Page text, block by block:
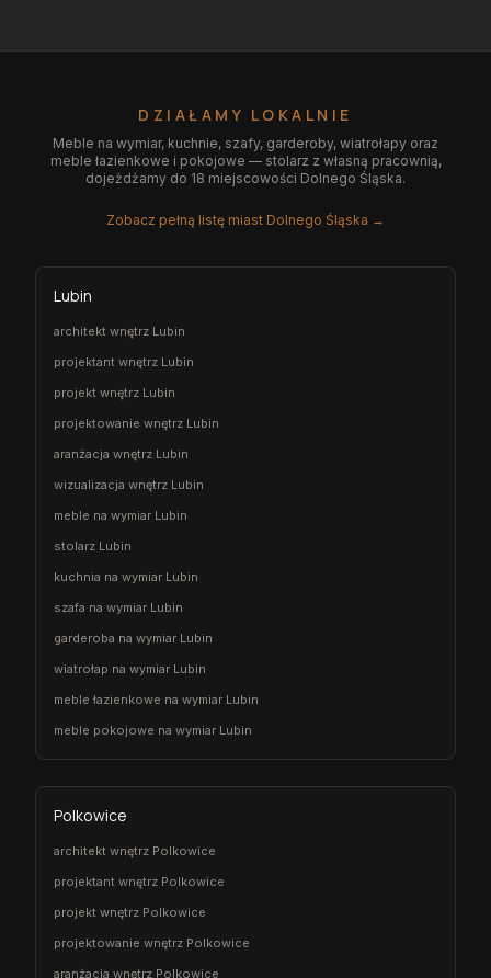
DZIAŁAMY LOKALNIE
Meble na wymiar, kuchnie, szafy, garderoby, wiatrołapy oraz
meble łazienkowe i pokojowe — stolarz z własną pracownią,
dojeżdżamy do 18 miejscowości Dolnego Śląska.
Zobacz pełną listę miast Dolnego Śląska →
Lubin
architekt wnętrz Lubin
projektant wnętrz Lubin
projekt wnętrz Lubin
projektowanie wnętrz Lubin
aranżacja wnętrz Lubin
wizualizacja wnętrz Lubin
meble na wymiar Lubin
stolarz Lubin
kuchnia na wymiar Lubin
szafa na wymiar Lubin
garderoba na wymiar Lubin
wiatrołap na wymiar Lubin
meble łazienkowe na wymiar Lubin
meble pokojowe na wymiar Lubin
Polkowice
architekt wnętrz Polkowice
projektant wnętrz Polkowice
projekt wnętrz Polkowice
projektowanie wnętrz Polkowice
aranżacja wnętrz Polkowice